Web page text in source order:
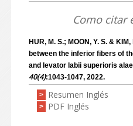
Como citar
HUR, M. S.; MOON, Y. S. &
between the inferior fibers of
and levator labii superioris
40(4):1043-1047, 2022.
> Resumen Inglés
> PDF Inglés